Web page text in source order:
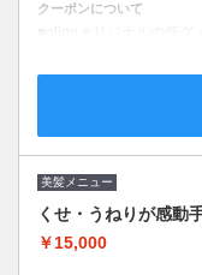
クーポンについて
■ブリーチ履歴がある場
美髪メニュー
くせ・うねりが感動
￥15,000